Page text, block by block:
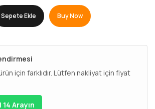
Sepete Ekle Buy Now
için farklıdır. Lütfen nakliyat için fiyat
14 Arayın